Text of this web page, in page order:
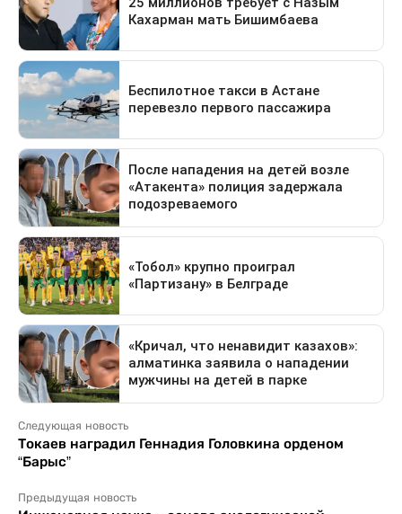
Следующая новость
Токаев наградил Геннадия Головкина орденом
“Барыс”
Предыдущая новость